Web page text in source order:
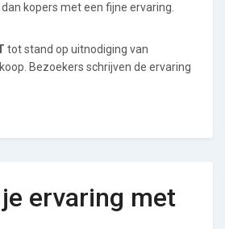
kopers met een fijne ervaring.
tot stand op uitnodiging van
Bezoekers schrijven de ervaring
ervaring met